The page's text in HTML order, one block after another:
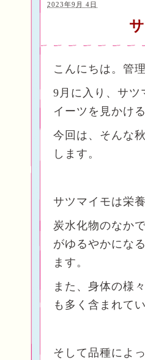
2023年9月 4日
こんにちは。管
9月に入り、サツ
イーツを見かけ
今回は、そんな
します。
サツマイモは栄
炭水化物のなか
がゆるやかにな
ます。
また、身体の様
も多く含まれてい
そして品種によ